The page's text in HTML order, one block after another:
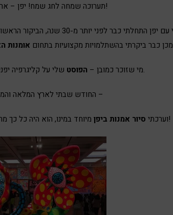
תערוכה שמחה לחג שמח! יפן – ארץ השמש העולה!
מכן כבר ביקרתי בהשתלמויות מקצועיות בתחום אומנות
מי שזוכר כמובן – הפוסט שלי על קליגרפיה .
החודש שבתי לארץ המלאה והממלאת השראה –
וערכתי סיור אמנות ביפן מיוחד במינו, הוא היה כל כך מרגש – שהייתי חייבת לשתף אתכם בו!